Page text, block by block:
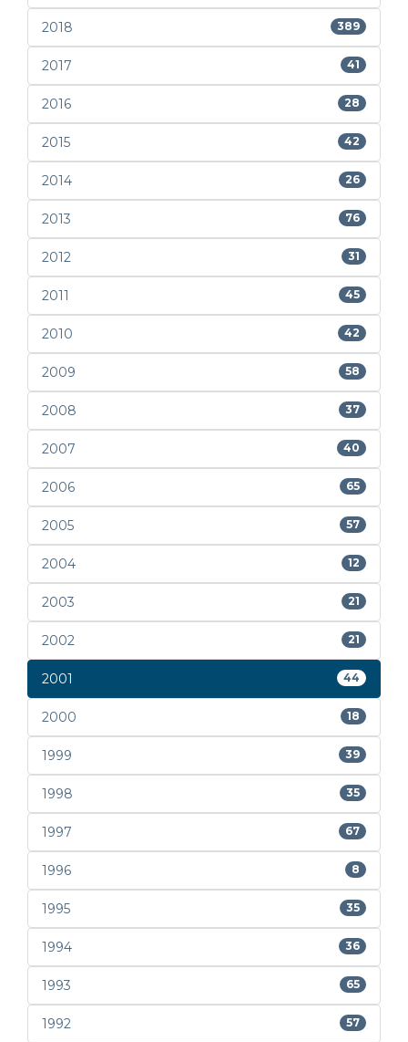
2018 389
2017 41
2016 28
2015 42
2014 26
2013 76
2012 31
2011 45
2010 42
2009 58
2008 37
2007 40
2006 65
2005 57
2004 12
2003 21
2002 21
2001 44
2000 18
1999 39
1998 35
1997 67
1996 8
1995 35
1994 36
1993 65
1992 57